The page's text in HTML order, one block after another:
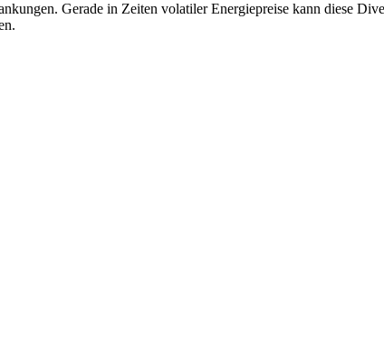
Gerade in Zeiten volatiler Energiepreise kann diese